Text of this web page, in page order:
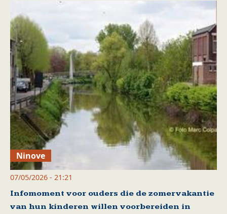
Ninove
07/05/2026 - 21:21
Infomoment voor ouders die de zomervakantie
van hun kinderen willen voorbereiden in